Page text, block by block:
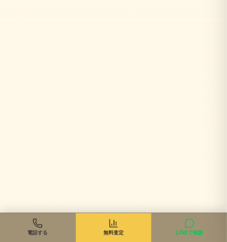
電話する 無料査定 LINEで相談